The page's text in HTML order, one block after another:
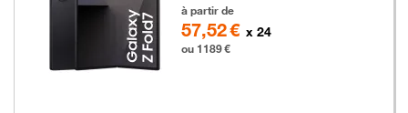
à partir de
57,52 € x 24
ou 1189 €